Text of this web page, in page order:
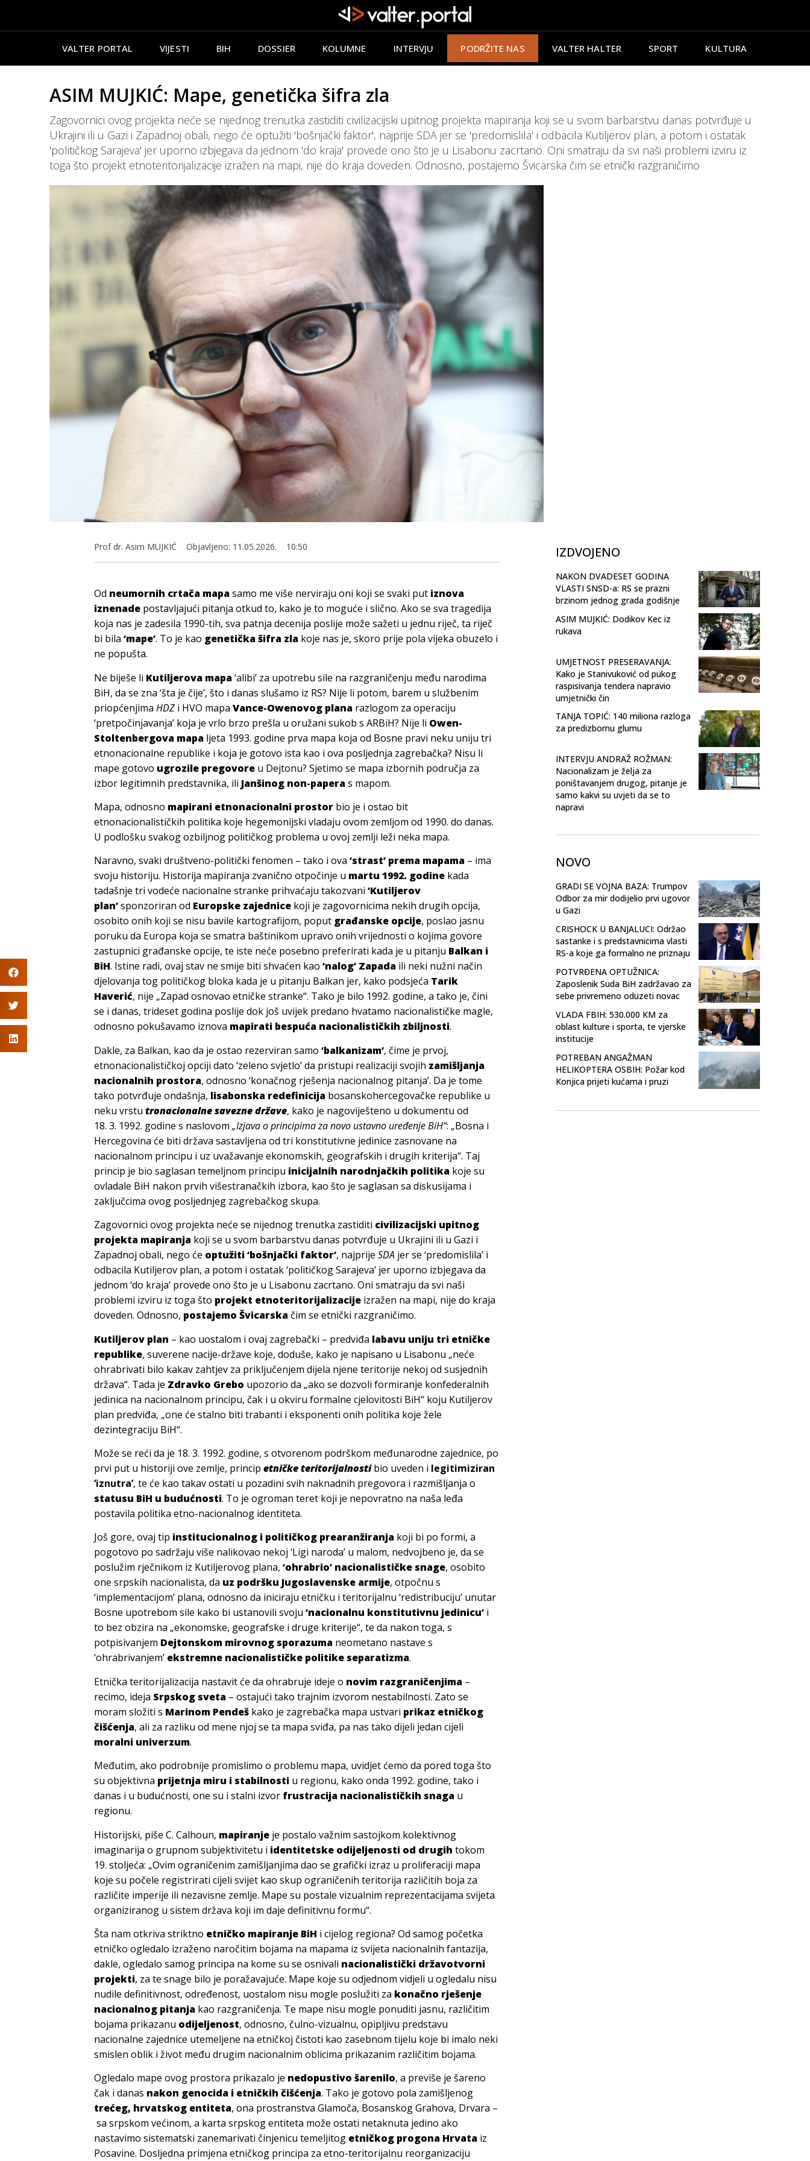
VALTER PORTAL VIJESTI BIH DOSSIER KOLUMNE INTERVJU PODRŽITE NAS VALTER HALTER SPORT KULTURA
ASIM MUJKIĆ: Mape, genetička šifra zla
Zagovornici ovog projekta neće se nijednog trenutka zastiditi civilizacijski upitnog projekta mapiranja koji se u svom barbarstvu danas potvrđuje u
Ukrajini ili u Gazi i Zapadnoj obali, nego će optužiti 'bošnjački faktor', najprije SDA jer se 'predomislila' i odbacila Kutiljerov plan, a potom i ostatak
'političkog Sarajeva' jer uporno izbjegava da jednom 'do kraja' provede ono što je u Lisabonu zacrtano. Oni smatraju da svi naši problemi izviru iz
toga što projekt etnoteritorijalizacije izražen na mapi, nije do kraja doveden. Odnosno, postajemo Švicarska čim se etnički razgraničimo
Prof dr. Asim MUJKIĆ Objavljeno: 11.05.2026. 10:50
Od neumornih crtača mapasamo me više nerviraju oni koji se svaki put iznova
iznenade postavljajući pitanja otkud to, kako je to moguće i slično. Ako se sva tragedija
koja nas je zadesila 1990-tih, sva patnja decenija poslije može sažeti u jednu riječ, ta riječ
bi bila ‘mape’. To je kao genetička šifra zla koje nas je, skoro prije pola vijeka obuzelo i
ne popušta.
Ne biješe li Kutiljerova mapa‘alibi’ za upotrebu sile na razgraničenju među narodima
BiH, da se zna ‘šta je čije’, što i danas slušamo iz RS? Nije li potom, barem u službenim
priopćenjima HDZ i HVO mapa Vance-Owenovog plana razlogom za operaciju
‘pretpočinjavanja’ koja je vrlo brzo prešla u oružani sukob s ARBiH? Nije li Owen-
Stoltenbergova mapa ljeta 1993. godine prva mapa koja od Bosne pravi neku uniju tri
etnonacionalne republike i koja je gotovo ista kao i ova posljednja zagrebačka? Nisu li
mape gotovo ugrozile pregovore u Dejtonu? Sjetimo se mapa izbornih područja za
izbor legitimnih predstavnika, ili Janšinog non-paperas mapom.
Mapa, odnosno mapirani etnonacionalni prostor bio je i ostao bit
etnonacionalističkih politika koje hegemonijski vladaju ovom zemljom od 1990. do danas.
U podlošku svakog ozbiljnog političkog problema u ovoj zemlji leži neka mapa.
Naravno, svaki društveno-politički fenomen – tako i ova ‘strast’ prema mapama – ima
svoju historiju. Historija mapiranja zvanično otpočinje u martu 1992. godine kada
tadašnje tri vodeće nacionalne stranke prihvaćaju takozvani ‘Kutiljerov
plan’sponzoriran od Europske zajednice koji je zagovornicima nekih drugih opcija,
osobito onih koji se nisu bavile kartografijom, poput građanske opcije, poslao jasnu
poruku da Europa koja se smatra baštinikom upravo onih vrijednosti o kojima govore
zastupnici građanske opcije, te iste neće posebno preferirati kada je u pitanju Balkan i
BiH. Istine radi, ovaj stav ne smije biti shvaćen kao ‘nalog’ Zapada ili neki nužni način
djelovanja tog političkog bloka kada je u pitanju Balkan jer, kako podsjeća Tarik
Haverić, nije „Zapad osnovao etničke stranke“. Tako je bilo 1992. godine, a tako je, čini
se i danas, trideset godina poslije dok još uvijek predano hvatamo nacionalističke magle,
odnosno pokušavamo iznova mapirati bespuća nacionalističkih zbiljnosti.
Dakle, za Balkan, kao da je ostao rezerviran samo ‘balkanizam’, čime je prvoj,
etnonacionalističkoj opciji dato ‘zeleno svjetlo’ da pristupi realizaciji svojih zamišljanja
nacionalnih prostora, odnosno ‘konačnog rješenja nacionalnog pitanja’. Da je tome
tako potvrđuje ondašnja, lisabonska redefinicija bosanskohercegovačke republike u
neku vrstu tronacionalne savezne države, kako je nagoviješteno u dokumentu od
18. 3. 1992. godine s naslovom „Izjava o principima za novo ustavno uređenje BiH“: „Bosna i
Hercegovina će biti država sastavljena od tri konstitutivne jedinice zasnovane na
nacionalnom principu i uz uvažavanje ekonomskih, geografskih i drugih kriterija“. Taj
princip je bio saglasan temeljnom principu inicijalnih narodnjačkih politika koje su
ovladale BiH nakon prvih višestranačkih izbora, kao što je saglasan sa diskusijama i
zaključcima ovog posljednjeg zagrebačkog skupa.
Zagovornici ovog projekta neće se nijednog trenutka zastiditi civilizacijski upitnog
projekta mapiranja koji se u svom barbarstvu danas potvrđuje u Ukrajini ili u Gazi i
Zapadnoj obali, nego će optužiti ‘bošnjački faktor’, najprije SDA jer se ‘predomislila’ i
odbacila Kutiljerov plan, a potom i ostatak ‘političkog Sarajeva’ jer uporno izbjegava da
jednom ‘do kraja’ provede ono što je u Lisabonu zacrtano. Oni smatraju da svi naši
problemi izviru iz toga što projekt etnoteritorijalizacije izražen na mapi, nije do kraja
doveden. Odnosno, postajemo Švicarska čim se etnički razgraničimo.
Kutiljerov plan – kao uostalom i ovaj zagrebački – predviđa labavu uniju tri etničke
republike, suverene nacije-države koje, doduše, kako je napisano u Lisabonu „neće
ohrabrivati bilo kakav zahtjev za priključenjem dijela njene teritorije nekoj od susjednih
država“. Tada je Zdravko Grebo upozorio da „ako se dozvoli formiranje konfederalnih
jedinica na nacionalnom principu, čak i u okviru formalne cjelovitosti BiH“ koju Kutiljerov
plan predviđa, „one će stalno biti trabanti i eksponenti onih politika koje žele
dezintegraciju BiH“.
Može se reći da je 18. 3. 1992. godine, s otvorenom podrškom međunarodne zajednice, po
prvi put u historiji ove zemlje, princip etničke teritorijalnostibio uveden i legitimiziran
‘iznutra’, te će kao takav ostati u pozadini svih naknadnih pregovora i razmišljanja o
statusu BiH u budućnosti. To je ogroman teret koji je nepovratno na naša leđa
postavila politika etno-nacionalnog identiteta.
Još gore, ovaj tip institucionalnog i političkog prearanžiranja koji bi po formi, a
pogotovo po sadržaju više nalikovao nekoj ‘Ligi naroda’ u malom, nedvojbeno je, da se
poslužim rječnikom iz Kutiljerovog plana, ‘ohrabrio’ nacionalističke snage, osobito
one srpskih nacionalista, da uz podršku Jugoslavenske armije, otpočnu s
‘implementacijom’ plana, odnosno da iniciraju etničku i teritorijalnu ‘redistribuciju’ unutar
Bosne upotrebom sile kako bi ustanovili svoju ‘nacionalnu konstitutivnu jedinicu’ i
to bez obzira na „ekonomske, geografske i druge kriterije“, te da nakon toga, s
potpisivanjem Dejtonskom mirovnog sporazuma neometano nastave s
‘ohrabrivanjem’ ekstremne nacionalističke politike separatizma.
Etnička teritorijalizacija nastavit će da ohrabruje ideje o novim razgraničenjima –
recimo, ideja Srpskog sveta – ostajući tako trajnim izvorom nestabilnosti. Zato se
moram složiti s Marinom Pendeš kako je zagrebačka mapa ustvari prikaz etničkog
čišćenja, ali za razliku od mene njoj se ta mapa sviđa, pa nas tako dijeli jedan cijeli
moralni univerzum.
Međutim, ako podrobnije promislimo o problemu mapa, uvidjet ćemo da pored toga što
su objektivna prijetnja miru i stabilnosti u regionu, kako onda 1992. godine, tako i
danas i u budućnosti, one su i stalni izvor frustracija nacionalističkih snaga u
regionu.
Historijski, piše C. Calhoun, mapiranje je postalo važnim sastojkom kolektivnog
imaginarija o grupnom subjektivitetu i identitetske odijeljenosti od drugih tokom
19. stoljeća: „Ovim ograničenim zamišljanjima dao se grafički izraz u proliferaciji mapa
koje su počele registrirati cijeli svijet kao skup ograničenih teritorija različitih boja za
različite imperije ili nezavisne zemlje. Mape su postale vizualnim reprezentacijama svijeta
organiziranog u sistem država koji im daje definitivnu formu“.
Šta nam otkriva striktno etničko mapiranje BiH i cijelog regiona? Od samog početka
etničko ogledalo izraženo naročitim bojama na mapama iz svijeta nacionalnih fantazija,
dakle, ogledalo samog principa na kome su se osnivali nacionalistički državotvorni
projekti, za te snage bilo je poražavajuće. Mape koje su odjednom vidjeli u ogledalu nisu
nudile definitivnost, određenost, uostalom nisu mogle poslužiti za konačno rješenje
nacionalnog pitanja kao razgraničenja. Te mape nisu mogle ponuditi jasnu, različitim
bojama prikazanu odijeljenost, odnosno, čulno-vizualnu, opipljivu predstavu
nacionalne zajednice utemeljene na etničkoj čistoti kao zasebnom tijelu koje bi imalo neki
smislen oblik i život među drugim nacionalnim oblicima prikazanim različitim bojama.
Ogledalo mape ovog prostora prikazalo je nedopustivo šarenilo, a previše je šareno
čak i danas nakon genocida i etničkih čišćenja. Tako je gotovo pola zamišljenog
trećeg, hrvatskog entiteta, ona prostranstva Glamoča, Bosanskog Grahova, Drvara –
sa srpskom većinom, a karta srpskog entiteta može ostati netaknuta jedino ako
nastavimo sistematski zanemarivati činjenicu temeljitog etničkog progona Hrvata iz
Posavine. Dosljedna primjena etničkog principa za etno-teritorijalnu reorganizaciju
IZDVOJENO
NAKON DVADESET GODINA
VLASTI SNSD-a: RS se prazni
brzinom jednog grada godišnje
ASIM MUJKIĆ: Dodikov Kec iz
rukava
UMJETNOST PRESERAVANJA:
Kako je Stanivuković od pukog
raspisivanja tendera napravio
umjetnički čin
TANJA TOPIĆ: 140 miliona razloga
za predizbornu glumu
INTERVJU ANDRAŽ ROŽMAN:
Nacionalizam je želja za
poništavanjem drugog, pitanje je
samo kakvi su uvjeti da se to
napravi
NOVO
GRADI SE VOJNA BAZA: Trumpov
Odbor za mir dodijelio prvi ugovor
u Gazi
CRISHOCK U BANJALUCI: Održao
sastanke i s predstavnicima vlasti
RS-a koje ga formalno ne priznaju
POTVRĐENA OPTUŽNICA:
Zaposlenik Suda BiH zadržavao za
sebe privremeno oduzeti novac
VLADA FBIH: 530.000 KM za
oblast kulture i sporta, te vjerske
institucije
POTREBAN ANGAŽMAN
HELIKOPTERA OSBIH: Požar kod
Konjica prijeti kućama i pruzi